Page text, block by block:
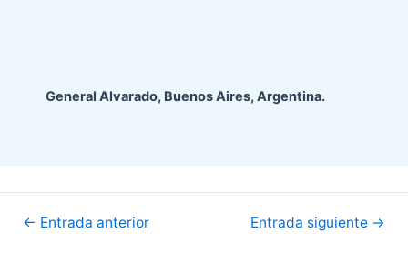
General Alvarado, Buenos Aires, Argentina.
Navegación
← Entrada anterior Entrada siguiente →